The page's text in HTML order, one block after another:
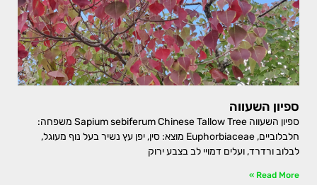
ספיון השעווה
ספיון השעווה Sapium sebiferum Chinese Tallow Tree משפחה:
חלבלוביים, Euphorbiaceae מוצא: סין, יפן עץ נשיר בעל נוף מעוגל,
לבלוב ורדרד, ועלים דמויי לב בצבע ירוק
Read More »